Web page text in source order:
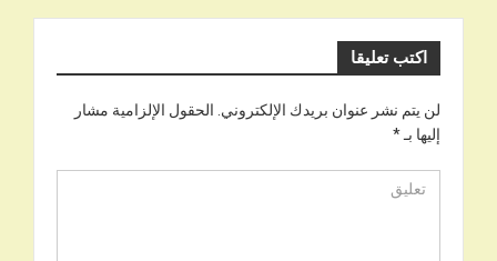
اكتب تعليقا
لن يتم نشر عنوان بريدك الإلكتروني. الحقول الإلزامية مشار
إليها بـ*